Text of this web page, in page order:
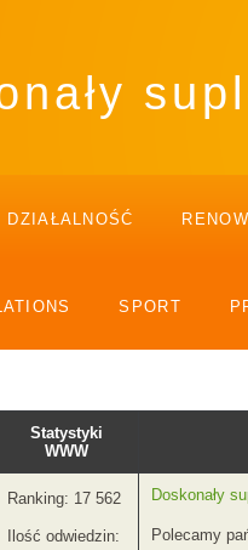
DZIAŁALNOŚĆ
SPORT
Statystyki
WWW
Ranking: 17 562
Ilość odwiedzin:
Doskonały
Polecamy